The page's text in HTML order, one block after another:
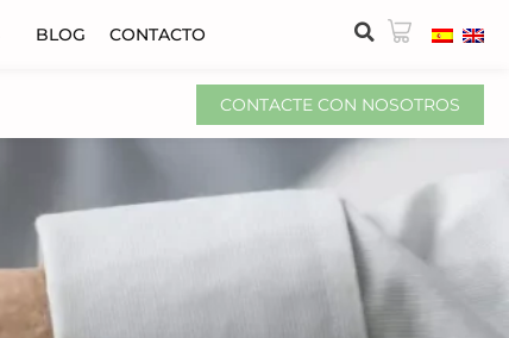
BLOG CONTACTO
CONTACTE CON NOSOTROS